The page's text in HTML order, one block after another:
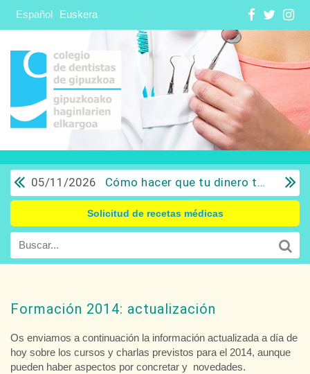
Español Euskera
05/11/2026 Cómo hacer que tu dinero trabaje para ti: Del ahorro a la inversión con sentido común.
Solicitud de recetas médicas
Formación 2014: actualización
Os enviamos a continuación la información actualizada a día de
hoy sobre los cursos y charlas previstos para el 2014, aunque
pueden haber aspectos por concretar y novedades.